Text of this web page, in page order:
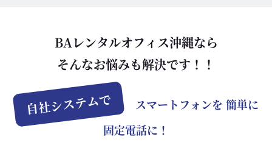
BAレンタルオフィス沖縄なら
そんなお悩みも解決です！！
自社システムで
スマートフォンを 簡単に
固定電話に！